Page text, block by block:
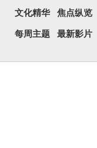
文化精华 焦点纵览
每周主题 最新影片